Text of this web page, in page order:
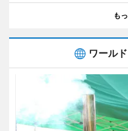
も
ワール